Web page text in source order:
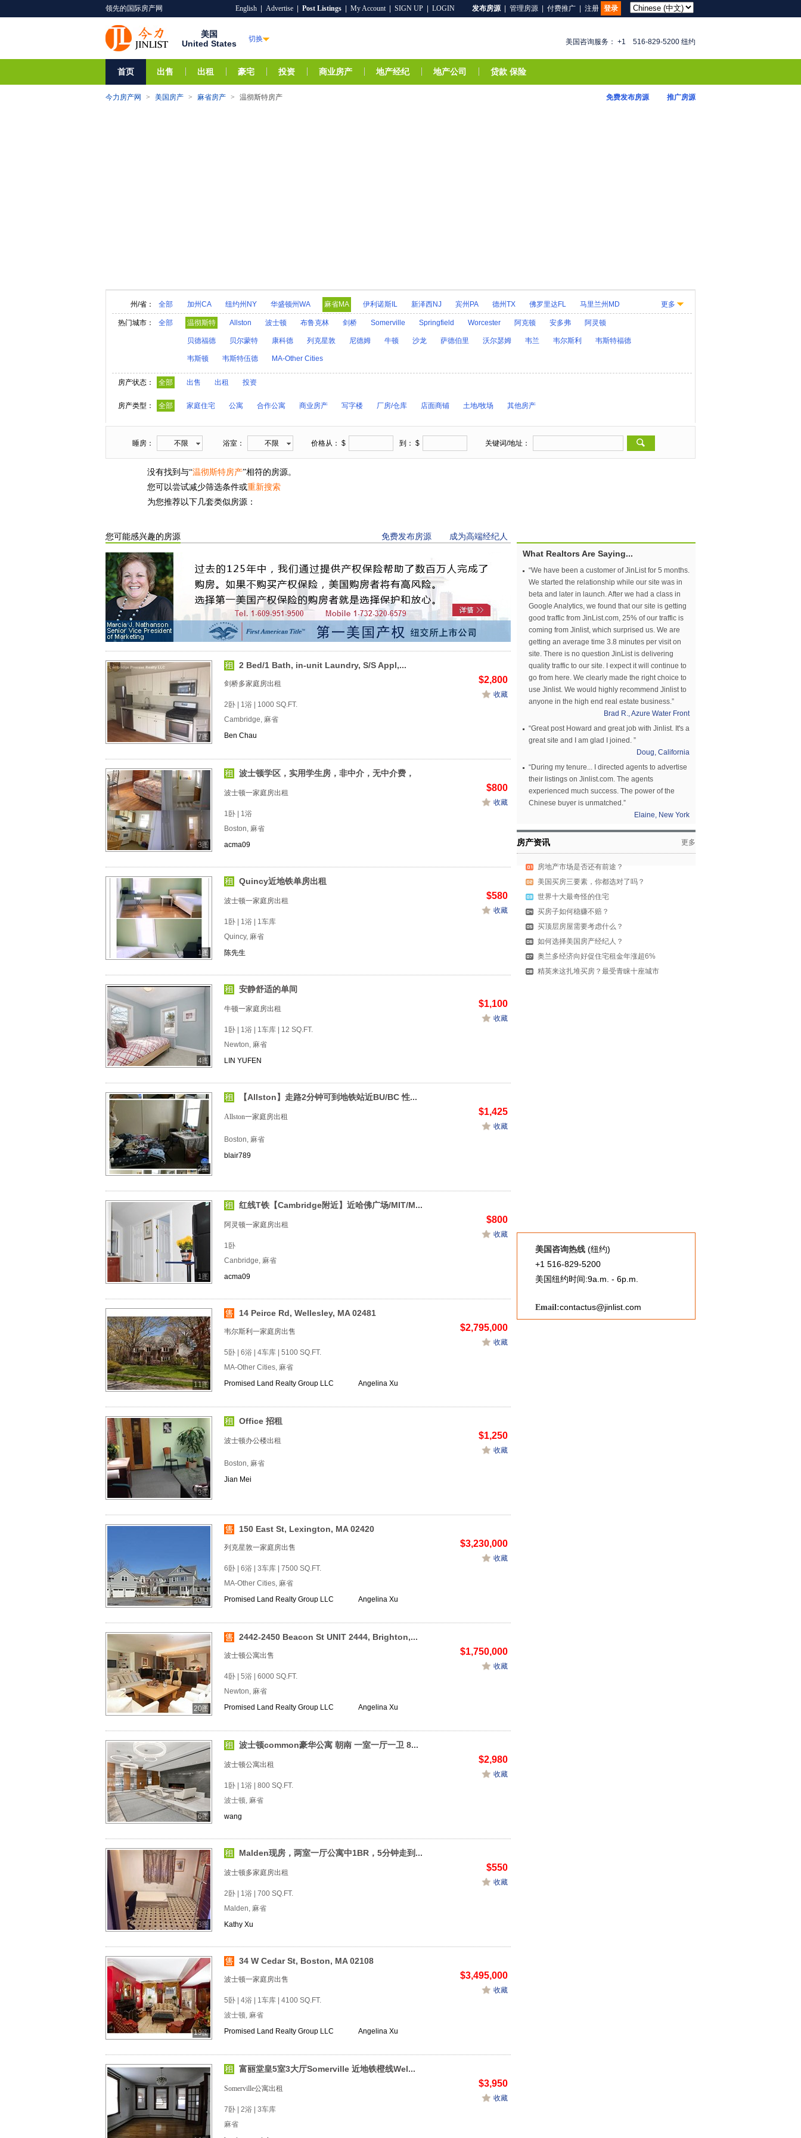
领先的国际房产网 English Advertise Post Listings My Account SIGN UP LOGIN 发布房源 管理房源 付费推广 注册 登录
美国
United States
切换 美国咨询服务： +1 516-829-5200 纽约
首页 出售 出租 豪宅 投资 商业房产 地产经纪 地产公司 贷款 保险
今力房产网 > 美国房产 > 麻省房产 > 温彻斯特房产 免费发布房源 推广房源
州/省： 全部 加州CA 纽约州NY 华盛顿州WA 麻省MA 伊利诺斯IL 新泽西NJ 宾州PA 德州TX 佛罗里达FL 马里兰州MD
阿拉巴马AL 夏威夷HI 爱达荷ID 阿拉斯加AK 印第安那IN 爱荷华IA 堪萨斯KS 肯塔基KY 路易斯安那LA
亚利桑那AZ 阿肯色AR 密歇根MI 明尼苏达MN 密西西比MS 乔治亚GA 密苏里MO 蒙大纳MT 内布拉斯加州NE
内华达NV 新汉普郡NH 科罗拉多CO
奥克拉荷马OK 俄勒冈州OR 特拉华DE 罗得岛RI 南卡罗来纳SC 南达科他SD 田纳西TN 华盛顿 D.C. 犹他州UT
更多
热门城市： 全部 温彻斯特 Allston 波士顿 布鲁克林 剑桥 Somerville Springfield Worcester 阿克顿 安多弗 阿灵顿
贝德福德 贝尔蒙特 康科德 列克星敦 尼德姆 牛顿 沙龙 萨德伯里 沃尔瑟姆 韦兰 韦尔斯利 韦斯特福德
韦斯顿 韦斯特伍德 MA-Other Cities
房产状态： 全部 出售 出租 投资
房产类型： 全部 家庭住宅 公寓 合作公寓 商业房产 写字楼 厂房/仓库 店面商铺 土地/牧场 其他房产
睡房： 不限 浴室： 不限 价格从： $ 到： $ 关键词/地址：
没有找到与“温彻斯特房产”相符的房源。
您可以尝试减少筛选条件或重新搜索
为您推荐以下几套类似房源：
免费发布房源 成为高端经纪人
您可能感兴趣的房源
7图
2 Bed/1 Bath, in-unit Laundry, S/S Appl,...
剑桥多家庭房出租
2卧 | 1浴 | 1000 SQ.FT.
Cambridge, 麻省
Ben Chau
$2,800
收藏
3图
波士顿学区，实用学生房，非中介，无中介费，
波士顿一家庭房出租
1卧 | 1浴
Boston, 麻省
acma09
$800
收藏
1图
Quincy近地铁单房出租
波士顿一家庭房出租
1卧 | 1浴 | 1车库
Quincy, 麻省
陈先生
$580
收藏
4图
安静舒适的单间
牛顿一家庭房出租
1卧 | 1浴 | 1车库 | 12 SQ.FT.
Newton, 麻省
LIN YUFEN
$1,100
收藏
2图
【Allston】走路2分钟可到地铁站近BU/BC 性...
Allston一家庭房出租
Boston, 麻省
blair789
$1,425
收藏
1图
红线T铁【Cambridge附近】近哈佛广场/MIT/M...
阿灵顿一家庭房出租
1卧
Canbridge, 麻省
acma09
$800
收藏
11图
14 Peirce Rd, Wellesley, MA 02481
韦尔斯利一家庭房出售
5卧 | 6浴 | 4车库 | 5100 SQ.FT.
MA-Other Cities, 麻省
Promised Land Realty Group LLC
Angelina Xu
$2,795,000
收藏
3图
Office 招租
波士顿办公楼出租
Boston, 麻省
Jian Mei
$1,250
收藏
20图
150 East St, Lexington, MA 02420
列克星敦一家庭房出售
6卧 | 6浴 | 3车库 | 7500 SQ.FT.
MA-Other Cities, 麻省
Promised Land Realty Group LLC
Angelina Xu
$3,230,000
收藏
20图
2442-2450 Beacon St UNIT 2444, Brighton,...
波士顿公寓出售
4卧 | 5浴 | 6000 SQ.FT.
Newton, 麻省
Promised Land Realty Group LLC
Angelina Xu
$1,750,000
收藏
6图
波士顿common豪华公寓 朝南 一室一厅一卫 8...
波士顿公寓出租
1卧 | 1浴 | 800 SQ.FT.
波士顿, 麻省
wang
$2,980
收藏
3图
Malden现房，两室一厅公寓中1BR，5分钟走到...
波士顿多家庭房出租
2卧 | 1浴 | 700 SQ.FT.
Malden, 麻省
Kathy Xu
$550
收藏
19图
34 W Cedar St, Boston, MA 02108
波士顿一家庭房出售
5卧 | 4浴 | 1车库 | 4100 SQ.FT.
波士顿, 麻省
Promised Land Realty Group LLC
Angelina Xu
$3,495,000
收藏
富丽堂皇5室3大厅Somerville 近地铁橙线Wel...
Somerville公寓出租
7卧 | 2浴 | 3车库
麻省
$3,950
收藏
What Realtors Are Saying...
“We have been a customer of JinList for 5 months.
We started the relationship while our site was in
beta and later in launch. After we had a class in
Google Analytics, we found that our site is getting
good traffic from JinList.com, 25% of our traffic is
coming from Jinlist, which surprised us. We are
getting an average time 3.8 minutes per visit on
site. There is no question JinList is delivering
quality traffic to our site. I expect it will continue to
go from here. We clearly made the right choice to
use Jinlist. We would highly recommend Jinlist to
anyone in the high end real estate business.”
Brad R., Azure Water Front
“Great post Howard and great job with Jinlist. It's a
great site and I am glad I joined. ”
Doug, California
“During my tenure... I directed agents to advertise
their listings on Jinlist.com. The agents
experienced much success. The power of the
Chinese buyer is unmatched.”
Elaine, New York
房产资讯 更多
房地产市场是否还有前途？
美国买房三要素，你都选对了吗？
世界十大最奇怪的住宅
买房子如何稳赚不赔？
买顶层房屋需要考虑什么？
如何选择美国房产经纪人？
奥兰多经济向好促住宅租金年涨超6%
精英来这扎堆买房？最受青睐十座城市
美国咨询热线 (纽约)
+1 516-829-5200
美国纽约时间:9a.m. - 6p.m.
Email:contactus@jinlist.com